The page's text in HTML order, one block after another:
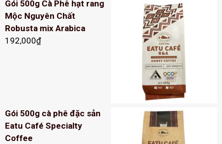
Gói 500g Cà Phê hạt rang
Mộc Nguyên Chất
Robusta mix Arabica
192,000₫
Gói 500g cà phê đặc sản
Eatu Café Specialty
Coffee